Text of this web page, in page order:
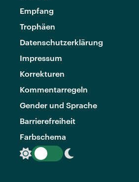
Empfang
Trophäen
Datenschutzerklärung
Impressum
Korrekturen
Kommentarregeln
Gender und Sprache
Barrierefreiheit
Farbschema